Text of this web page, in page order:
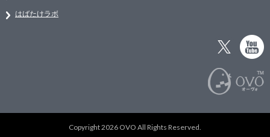
はばたけラボ
Copyright 2026 OVO All Rights Reserved.